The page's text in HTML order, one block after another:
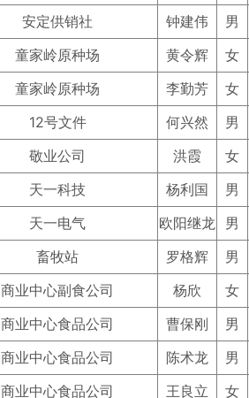
安定供销社 钟建伟 男
童家岭原种场 黄令辉 女
童家岭原种场 李勤芳 女
12号文件 何兴然 男
敬业公司 洪霞 女
天一科技 杨利国 男
天一电气 欧阳继龙 男
畜牧站 罗格辉 男
商业中心副食公司 杨欣 女
商业中心食品公司 曹保刚 男
商业中心食品公司 陈术龙 男
商业中心食品公司 王良立 女